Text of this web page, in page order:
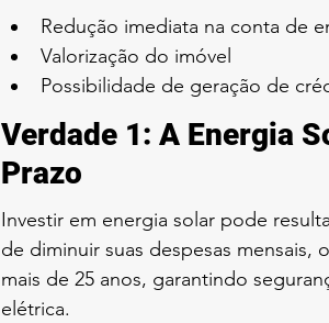
Redução imediata na conta de
Valorização do imóvel
Possibilidade de geração de
Verdade 1: A Energia
Prazo
Investir em energia solar pode
de diminuir suas despesas mensais,
mais de 25 anos, garantindo
elétrica.